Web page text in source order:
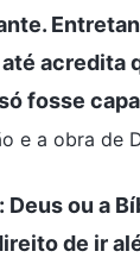
acredita
fosse
e a obra de
Deus ou a
de ir